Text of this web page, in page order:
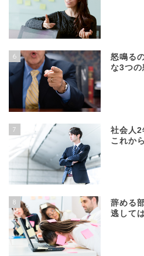
6
怒鳴る
な3つの
7
社会人2
これか
8
辞める
逃して